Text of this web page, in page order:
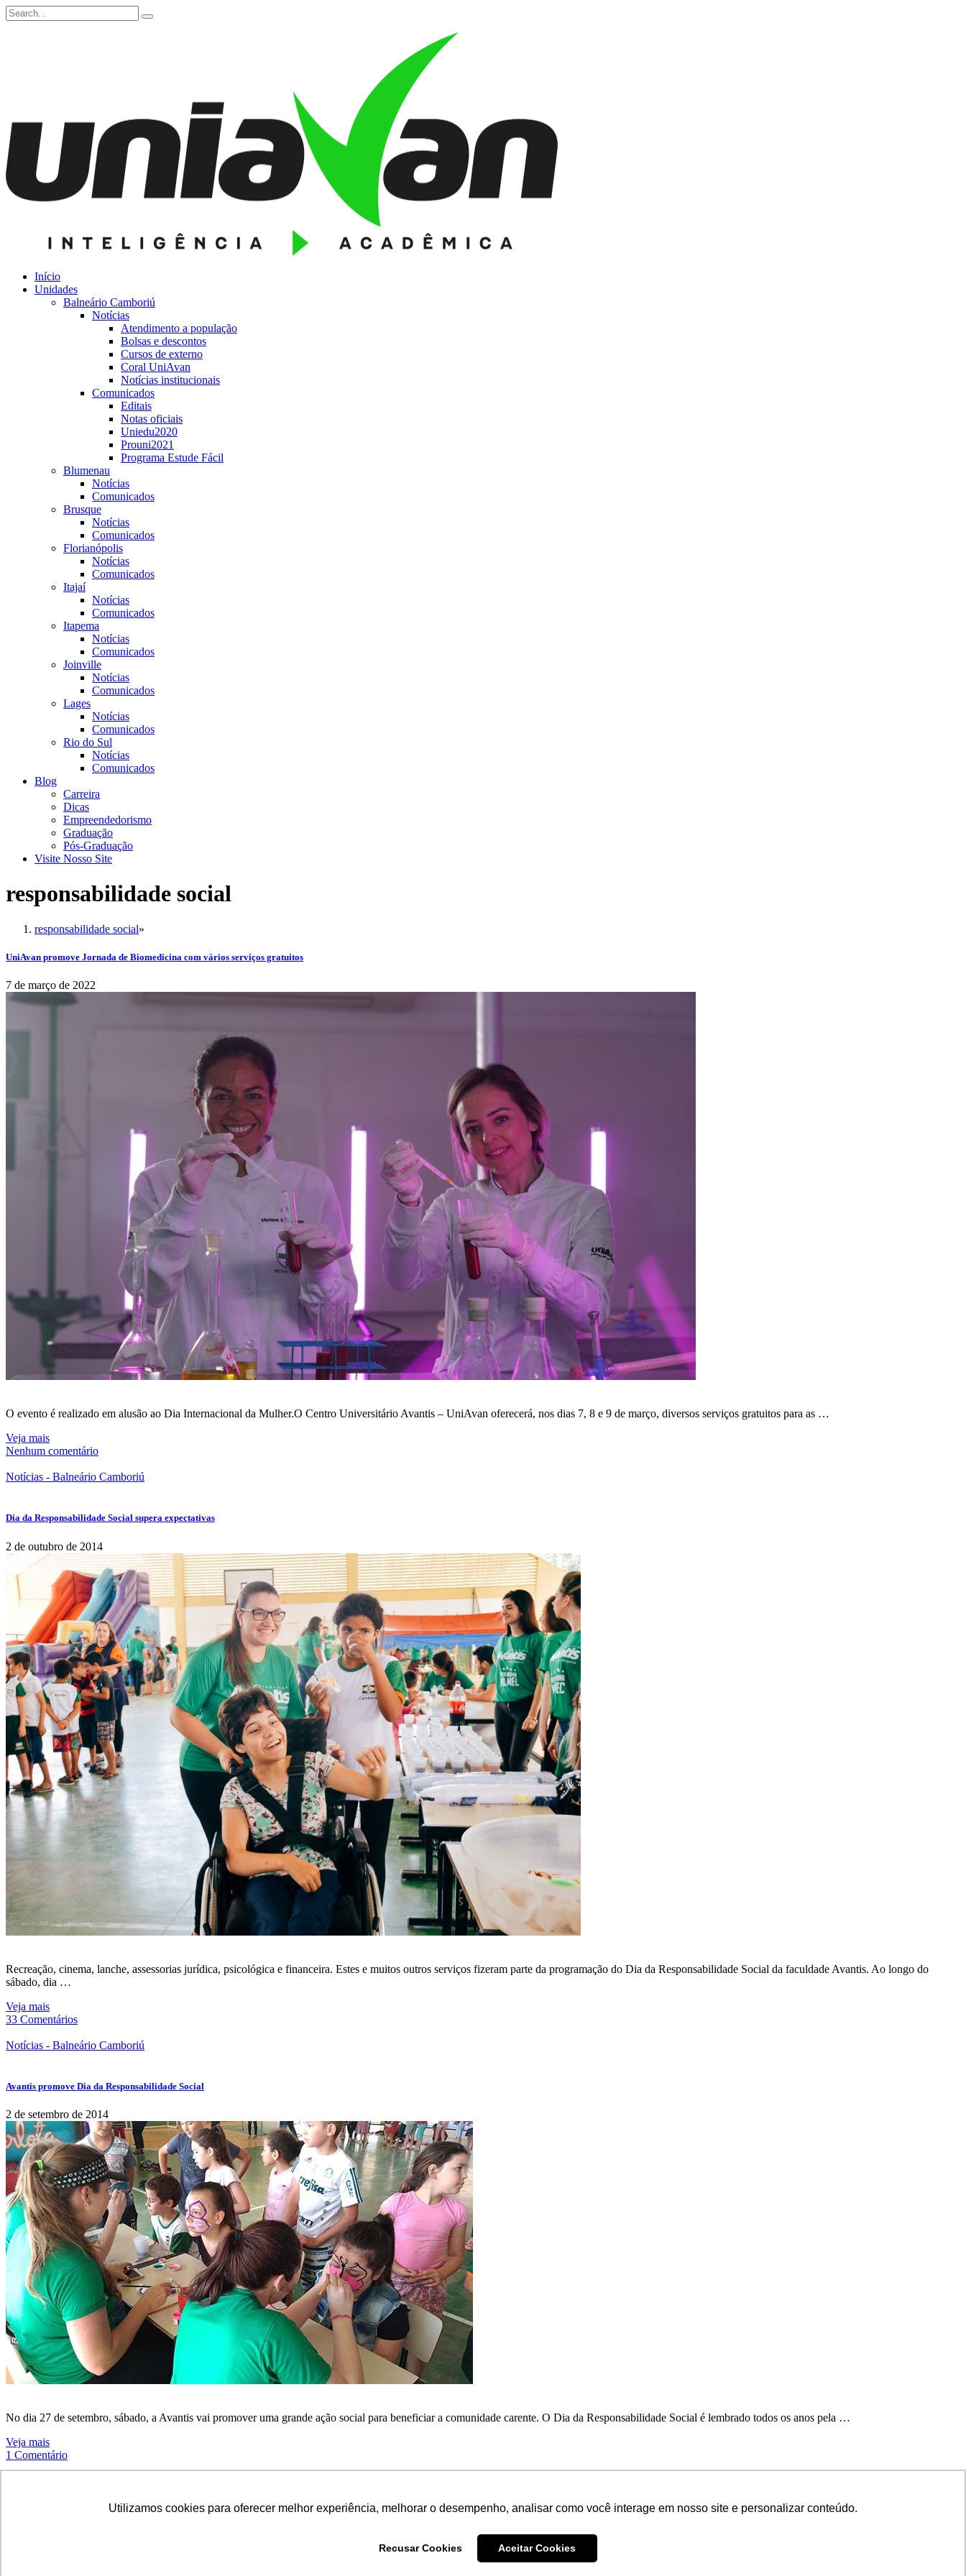
Utilizamos cookies para oferecer melhor experiência, melhorar o desempenho, analisar como você interage em nosso site e personalizar conteúdo.
Recusar Cookies Aceitar Cookies
Início
Unidades
Balneário Camboriú
Notícias
Atendimento a população
Bolsas e descontos
Cursos de externo
Coral UniAvan
Notícias institucionais
Comunicados
Editais
Notas oficiais
Uniedu2020
Prouni2021
Programa Estude Fácil
Blumenau
Notícias
Comunicados
Brusque
Notícias
Comunicados
Florianópolis
Notícias
Comunicados
Itajaí
Notícias
Comunicados
Itapema
Notícias
Comunicados
Joinville
Notícias
Comunicados
Lages
Notícias
Comunicados
Rio do Sul
Notícias
Comunicados
Blog
Carreira
Dicas
Empreendedorismo
Graduação
Pós-Graduação
Visite Nosso Site
responsabilidade social
responsabilidade social»
UniAvan promove Jornada de Biomedicina com vários serviços gratuitos
7 de março de 2022
O evento é realizado em alusão ao Dia Internacional da Mulher.O Centro Universitário Avantis – UniAvan oferecerá, nos dias 7, 8 e 9 de março, diversos serviços gratuitos para as …
Veja mais
Nenhum comentário
Notícias - Balneário Camboriú
Dia da Responsabilidade Social supera expectativas
2 de outubro de 2014
Recreação, cinema, lanche, assessorias jurídica, psicológica e financeira. Estes e muitos outros serviços fizeram parte da programação do Dia da Responsabilidade Social da faculdade Avantis. Ao longo do
sábado, dia …
Veja mais
33 Comentários
Notícias - Balneário Camboriú
Avantis promove Dia da Responsabilidade Social
2 de setembro de 2014
No dia 27 de setembro, sábado, a Avantis vai promover uma grande ação social para beneficiar a comunidade carente. O Dia da Responsabilidade Social é lembrado todos os anos pela …
Veja mais
1 Comentário